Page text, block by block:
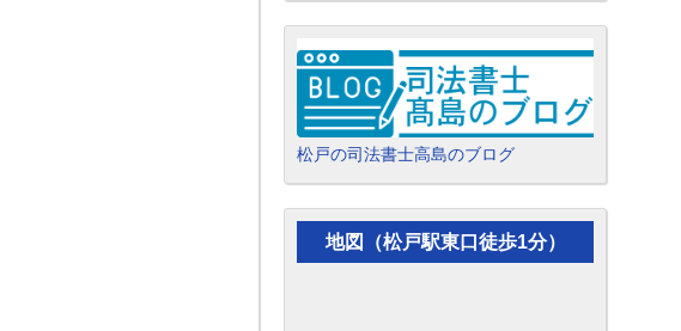
松戸の司法書士高島のブログ
地図（松戸駅東口徒歩1分）